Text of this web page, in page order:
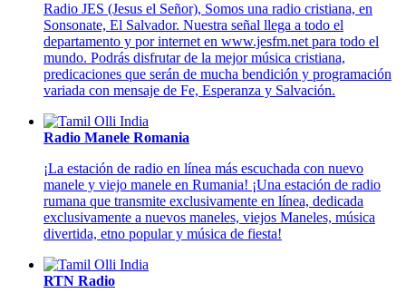
Radio JES (Jesus el Señor), Somos una radio cristiana, en
Sonsonate, El Salvador. Nuestra señal llega a todo el
departamento y por internet en www.jesfm.net para todo el
mundo. Podrás disfrutar de la mejor música cristiana,
predicaciones que serán de mucha bendición y programación
variada con mensaje de Fe, Esperanza y Salvación.
Radio Manele Romania
¡La estación de radio en línea más escuchada con nuevo
manele y viejo manele en Rumania! ¡Una estación de radio
rumana que transmite exclusivamente en línea, dedicada
exclusivamente a nuevos maneles, viejos Maneles, música
divertida, etno popular y música de fiesta!
RTN Radio